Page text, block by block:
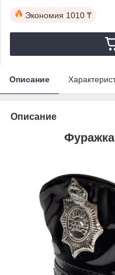
Экономия 1010 ₸
Описание
Описание